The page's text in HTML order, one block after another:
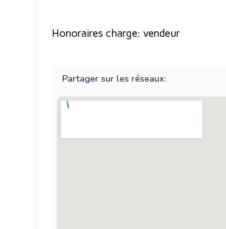
Honoraires charge: vendeur
Partager sur les réseaux: